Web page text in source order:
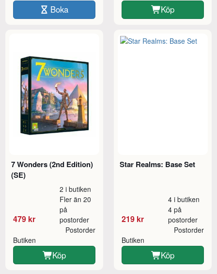
Boka Köp
7 Wonders (2nd Edition)
(SE)
479 kr
2 i butiken
Fler än 20
på
postorder
Butiken
Postorder
Köp
Star Realms: Base Set
219 kr
4 i butiken
4 på
postorder
Butiken
Postorder
Köp